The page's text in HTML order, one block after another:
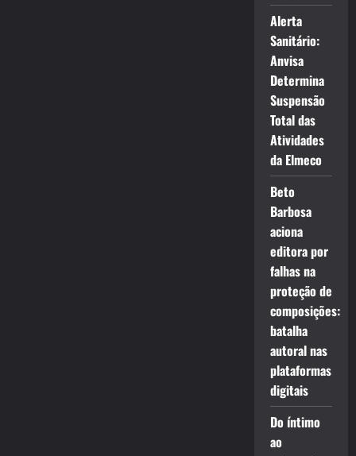
Alerta
Sanitário:
Anvisa
Determina
Suspensão
Total das
Atividades
da Elmeco
Beto
Barbosa
aciona
editora por
falhas na
proteção de
composições:
batalha
autoral nas
plataformas
digitais
Do íntimo
ao